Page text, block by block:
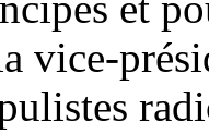
vice-